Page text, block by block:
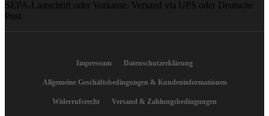
Impressum Datenschutzerklärung
Allgemeine Geschäftsbedingungen & Kundeninformationen
Widerrufsrecht Versand & Zahlungsbedingungen